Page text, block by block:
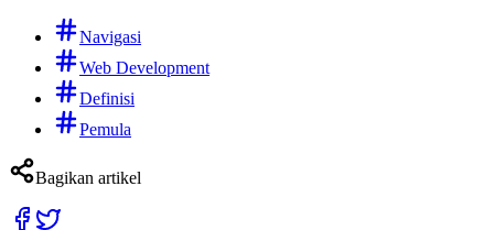
Navigasi
Web Development
Definisi
Pemula
Bagikan artikel